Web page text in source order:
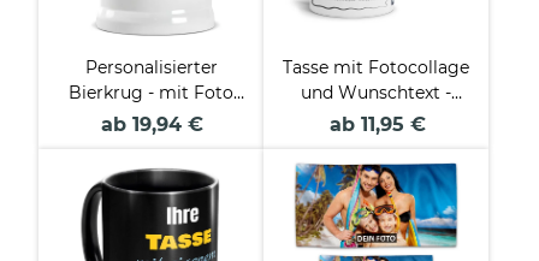
Personalisierter
Bierkrug - mit Foto
selbst gestalten -
ml
ab 19,94 €
Tasse mit Fotocollage
und Wunschtext -
verschiedene Designs
ab 11,95 €